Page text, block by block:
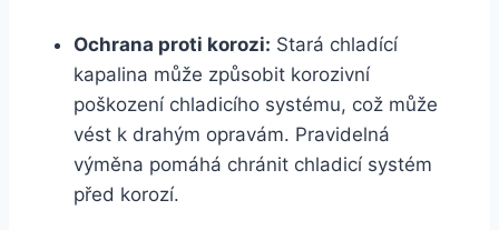
Ochrana proti korozi: Stará chladící
kapalina může způsobit korozivní
poškození chladicího systému, což může
vést k drahým opravám. Pravidelná
výměna pomáhá chránit chladicí systém
před korozí.